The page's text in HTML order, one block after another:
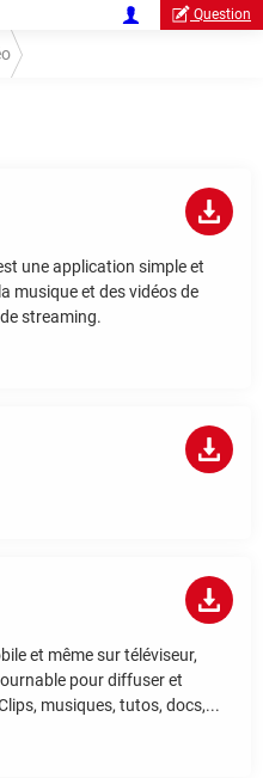
Question
une application simple et
musique et des vidéos de
streaming.
et même sur téléviseur,
pour diffuser et
musiques, tutos, docs,...